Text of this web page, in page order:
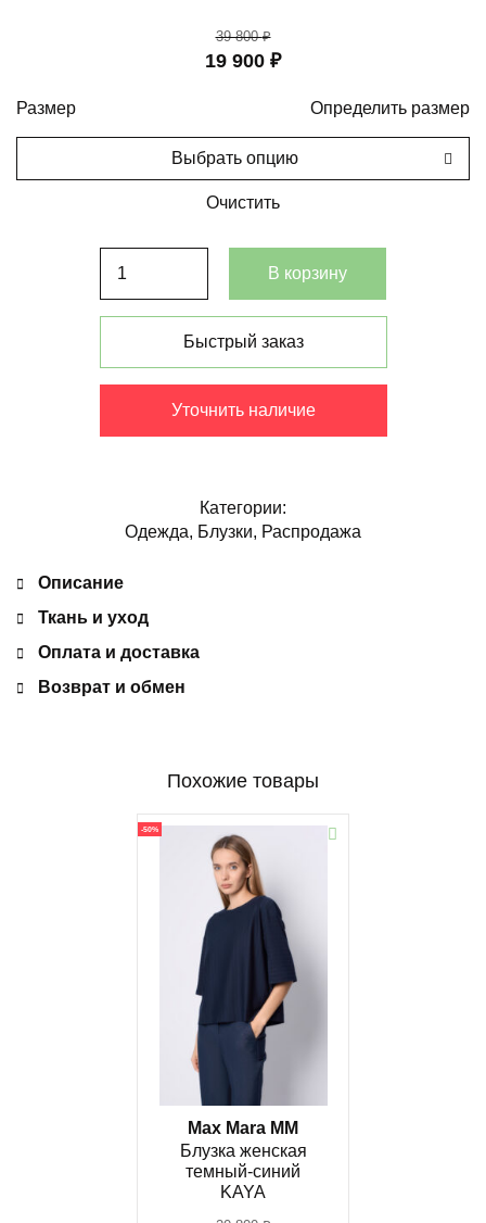
39 800₽
19 900 ₽
Размер Определить размер
Выбрать опцию
Очистить
В корзину
Быстрый заказ
Уточнить наличие
Категории:
Одежда, Блузки, Распродажа
Описание
Ткань и уход
Оплата и доставка
Возврат и обмен
Похожие товары
-50%
Max Mara MM
Блузка женская
темный-синий
KAYA